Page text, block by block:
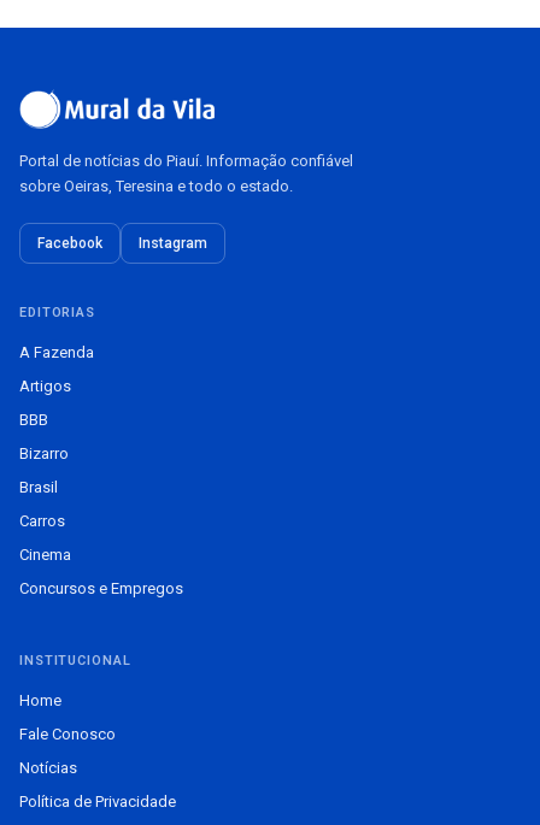
Portal de notícias do Piauí. Informação confiável
sobre Oeiras, Teresina e todo o estado.
Facebook Instagram
EDITORIAS
A Fazenda
Artigos
BBB
Bizarro
Brasil
Carros
Cinema
Concursos e Empregos
INSTITUCIONAL
Home
Fale Conosco
Notícias
Política de Privacidade